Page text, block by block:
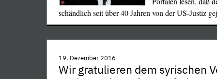
deutschen Außenministers Klaus Kinkel
schändlich seit über 40 Jahren von der US-Justiz
19. Dezember 2016
Wir gratulieren dem syrischen